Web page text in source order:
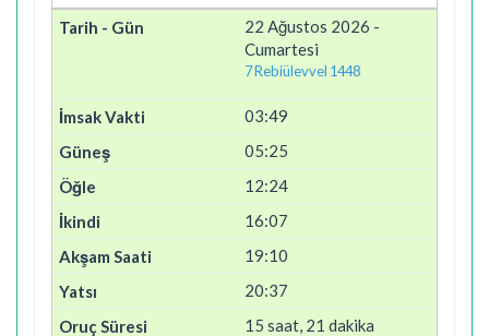
22 Ağustos 2026 -
Cumartesi
7 Rebiülevvel 1448
03:49
05:25
12:24
16:07
19:10
20:37
15 saat, 21 dakika